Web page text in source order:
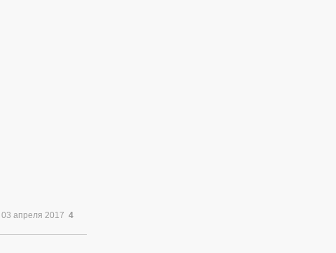
03 апреля 2017 4